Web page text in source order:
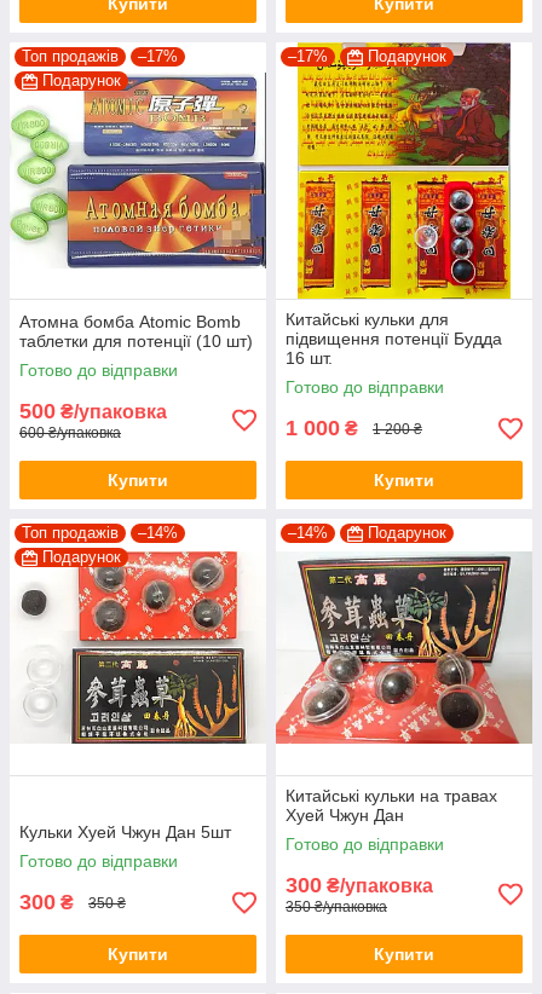
Топ продажів
–17%
Подарунок
Атомна бомба Atomic Bomb
таблетки для потенції (10 шт)
Готово до відправки
500 ₴/упаковка
600 ₴/упаковка
Купити
–17% Подарунок
Китайські кульки для
підвищення потенції Будда
16 шт.
Готово до відправки
1 000 ₴ 1 200 ₴
Купити
Топ продажів
–14%
Подарунок
Кульки Хуей Чжун Дан 5шт
Готово до відправки
300 ₴ 350 ₴
Купити
–14% Подарунок
Китайські кульки на травах
Хуей Чжун Дан
Готово до відправки
300 ₴/упаковка
350 ₴/упаковка
Купити